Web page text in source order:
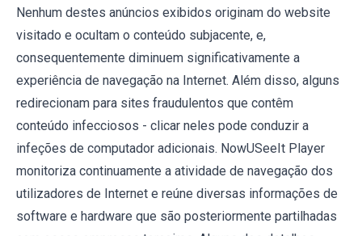
Nenhum destes anúncios exibidos originam do website
visitado e ocultam o conteúdo subjacente, e,
consequentemente diminuem significativamente a
experiência de navegação na Internet. Além disso, alguns
redirecionam para sites fraudulentos que contêm
conteúdo infecciosos - clicar neles pode conduzir a
infeções de computador adicionais. NowUSeeIt Player
monitoriza continuamente a atividade de navegação dos
utilizadores de Internet e reúne diversas informações de
software e hardware que são posteriormente partilhadas